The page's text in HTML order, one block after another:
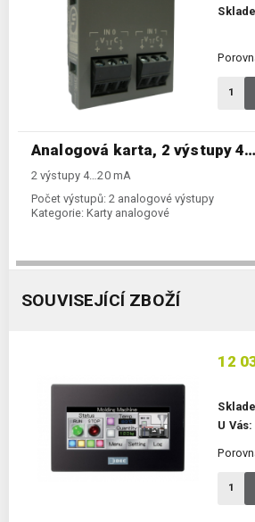
Analogová karta, 2 výstupy
2 výstupy 4…20 mA
Počet výstupů: 2 analogové výstupy
Kategorie: Karty analogové
SOUVISEJÍCÍ ZBOŽÍ
12
U Vás: